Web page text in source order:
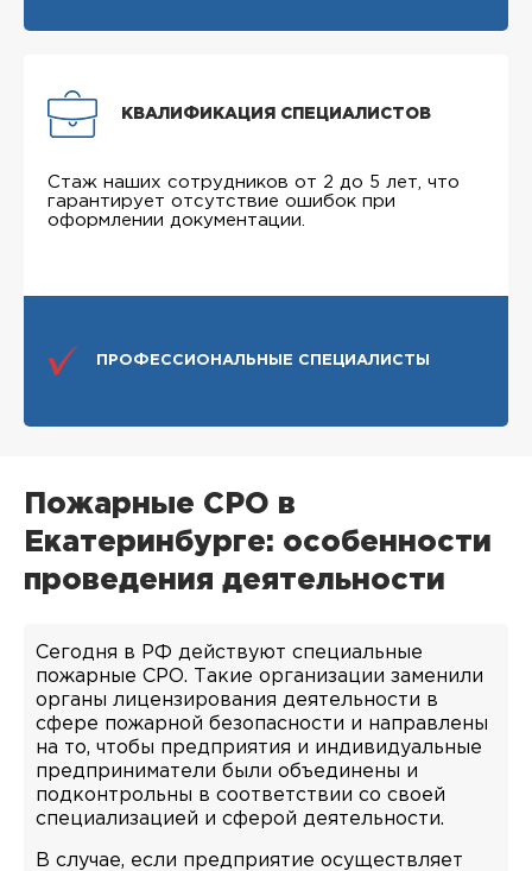
КВАЛИФИКАЦИЯ СПЕЦИАЛИСТОВ
Стаж наших сотрудников от 2 до 5 лет, что
гарантирует отсутствие ошибок при
оформлении документации.
ПРОФЕССИОНАЛЬНЫЕ СПЕЦИАЛИСТЫ
Пожарные СРО в
Екатеринбурге: особенности
проведения деятельности
Сегодня в РФ действуют специальные
пожарные СРО. Такие организации заменили
органы лицензирования деятельности в
сфере пожарной безопасности и направлены
на то, чтобы предприятия и индивидуальные
предприниматели были объединены и
подконтрольны в соответствии со своей
специализацией и сферой деятельности.
В случае, если предприятие осуществляет